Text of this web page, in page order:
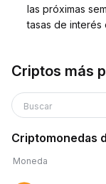
las próximas
tasas de interés
Criptos más
Buscar
Criptomonedas
Moneda